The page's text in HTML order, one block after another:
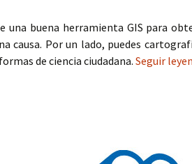
una buena herramienta GIS para
causa. Por un lado, puedes
de ciencia ciudadana. Seguir